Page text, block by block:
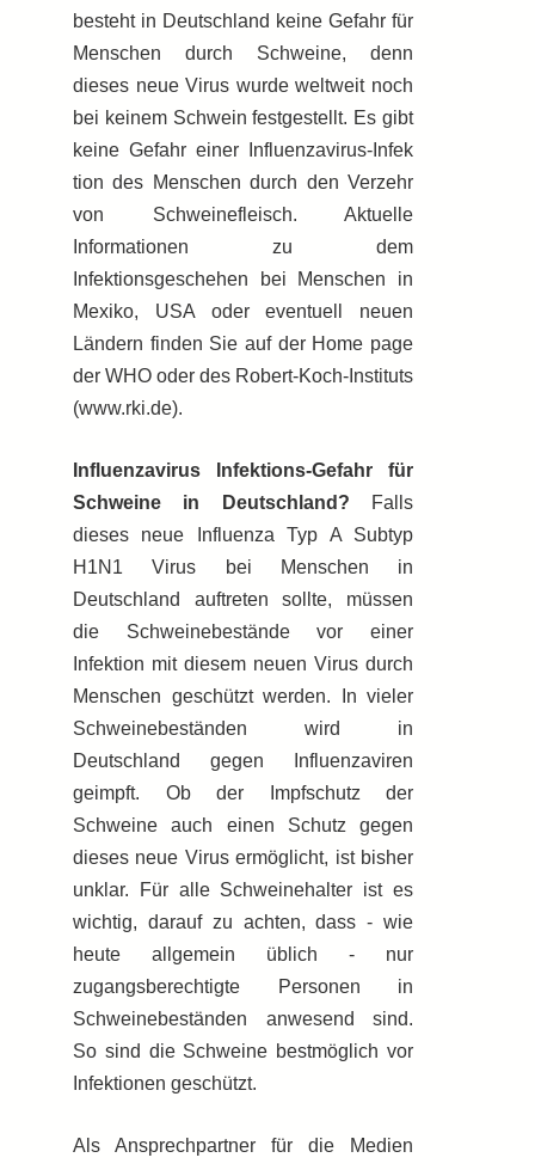
besteht in Deutschland keine Gefahr für
Menschen durch Schweine, denn
dieses neue Virus wurde weltweit noch
bei keinem Schwein festgestellt. Es gibt
keine Gefahr einer Influenzavirus-Infek
tion des Menschen durch den Verzehr
von Schweinefleisch. Aktuelle
Informationen zu dem
Infektionsgeschehen bei Menschen in
Mexiko, USA oder eventuell neuen
Ländern finden Sie auf der Home page
der WHO oder des Robert-Koch-Instituts
(www.rki.de).
Influenzavirus Infektions-Gefahr für
Schweine in Deutschland? Falls
dieses neue Influenza Typ A Subtyp
H1N1 Virus bei Menschen in
Deutschland auftreten sollte, müssen
die Schweinebestände vor einer
Infektion mit diesem neuen Virus durch
Menschen geschützt werden. In vieler
Schweinebeständen wird in
Deutschland gegen Influenzaviren
geimpft. Ob der Impfschutz der
Schweine auch einen Schutz gegen
dieses neue Virus ermöglicht, ist bisher
unklar. Für alle Schweinehalter ist es
wichtig, darauf zu achten, dass - wie
heute allgemein üblich - nur
zugangsberechtigte Personen in
Schweinebeständen anwesend sind.
So sind die Schweine bestmöglich vor
Infektionen geschützt.
Als Ansprechpartner für die Medien